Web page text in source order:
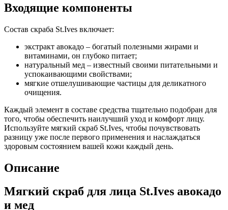
Входящие компоненты
Состав скраба St.Ives включает:
экстракт авокадо – богатый полезными жирами и
витаминами, он глубоко питает;
натуральный мед – известный своими питательными и
успокаивающими свойствами;
мягкие отшелушивающие частицы для деликатного
очищения.
Каждый элемент в составе средства тщательно подобран для
того, чтобы обеспечить наилучший уход и комфорт лицу.
Используйте мягкий скраб St.Ives, чтобы почувствовать
разницу уже после первого применения и наслаждаться
здоровым состоянием вашей кожи каждый день.
Описание
Мягкий скраб для лица St.Ives авокадо
и мед